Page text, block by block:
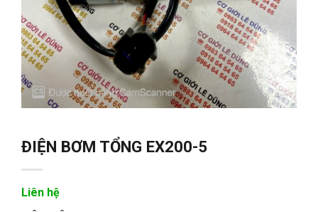
ĐIỆN BƠM TỔNG EX200-5
Liên hệ